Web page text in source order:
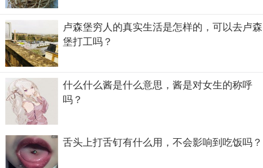
但是这个清凉石其实是龙王的五个儿子播云布雨回来消暑歇
息的一个地方，他们不同意清凉石被拿走，就来五台山找文
殊菩萨要回去。他们把五台山的五个山峰都削平了，但他们
哪是文殊菩萨的对手，被文殊菩萨安排在五个山峰进行修
行。五爷庙是位于北台龙王第五个儿子的场地，因为道行最
高，也就最受尊重。
卢森堡穷人的真实生活是怎样的，可以去卢森
堡打工吗？
什么什么酱是什么意思，酱是对女生的称呼
吗？
舌头上打舌钉有什么用，不会影响到吃饭吗？